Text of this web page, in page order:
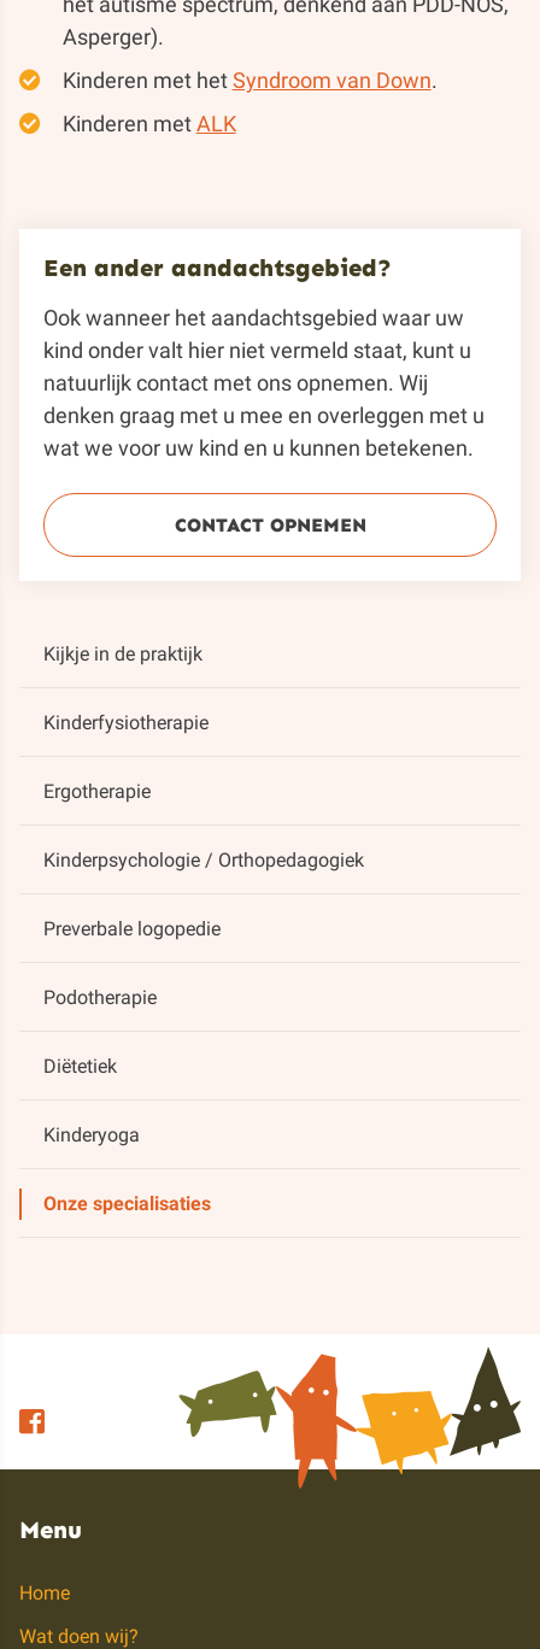
Asperger).
Kinderen met hetSyndroom van Down.
Kinderen metALK
Een ander aandachtsgebied?
Ook wanneer het aandachtsgebied waar uw
kind onder valt hier niet vermeld staat, kunt u
natuurlijk contact met ons opnemen. Wij
denken graag met u mee en overleggen met u
wat we voor uw kind en u kunnen betekenen.
CONTACT OPNEMEN
Kijkje in de praktijk
Kinderfysiotherapie
Ergotherapie
Kinderpsychologie / Orthopedagogiek
Preverbale logopedie
Podotherapie
Diëtetiek
Kinderyoga
Onze specialisaties
Menu
Home
Wat doen wij?